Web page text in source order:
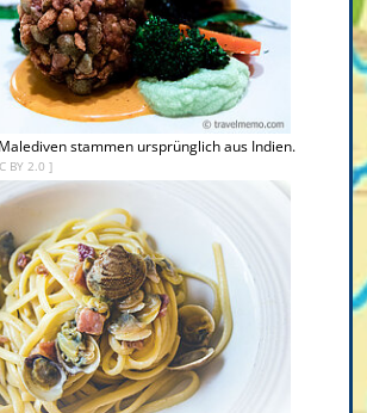
stammen ursprünglich aus Indien.
BY 2.0 ]